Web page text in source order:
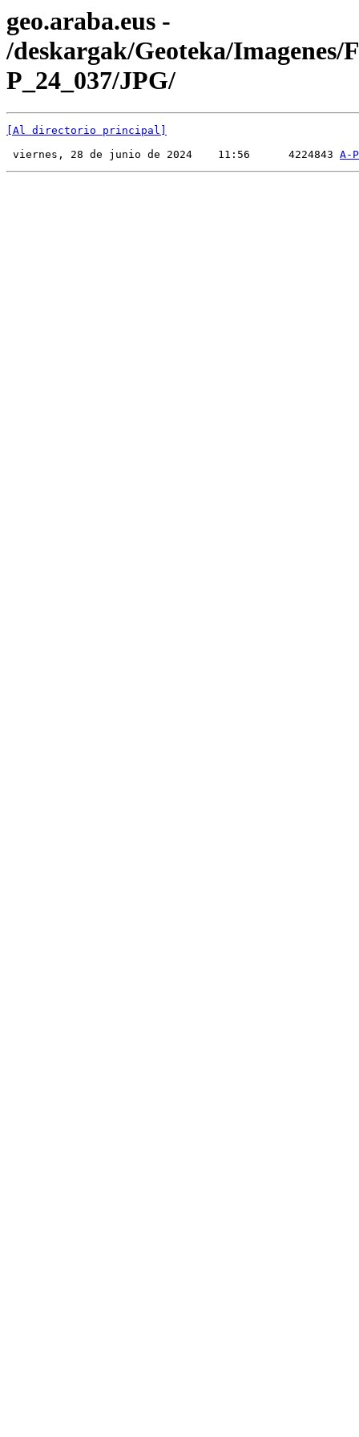
geo.araba.eus -
/deskargak/Geoteka/Imagenes/
P_24_037/JPG/
[Al directorio principal]
viernes, 28 de junio de 2024    11:56      4224843 A-